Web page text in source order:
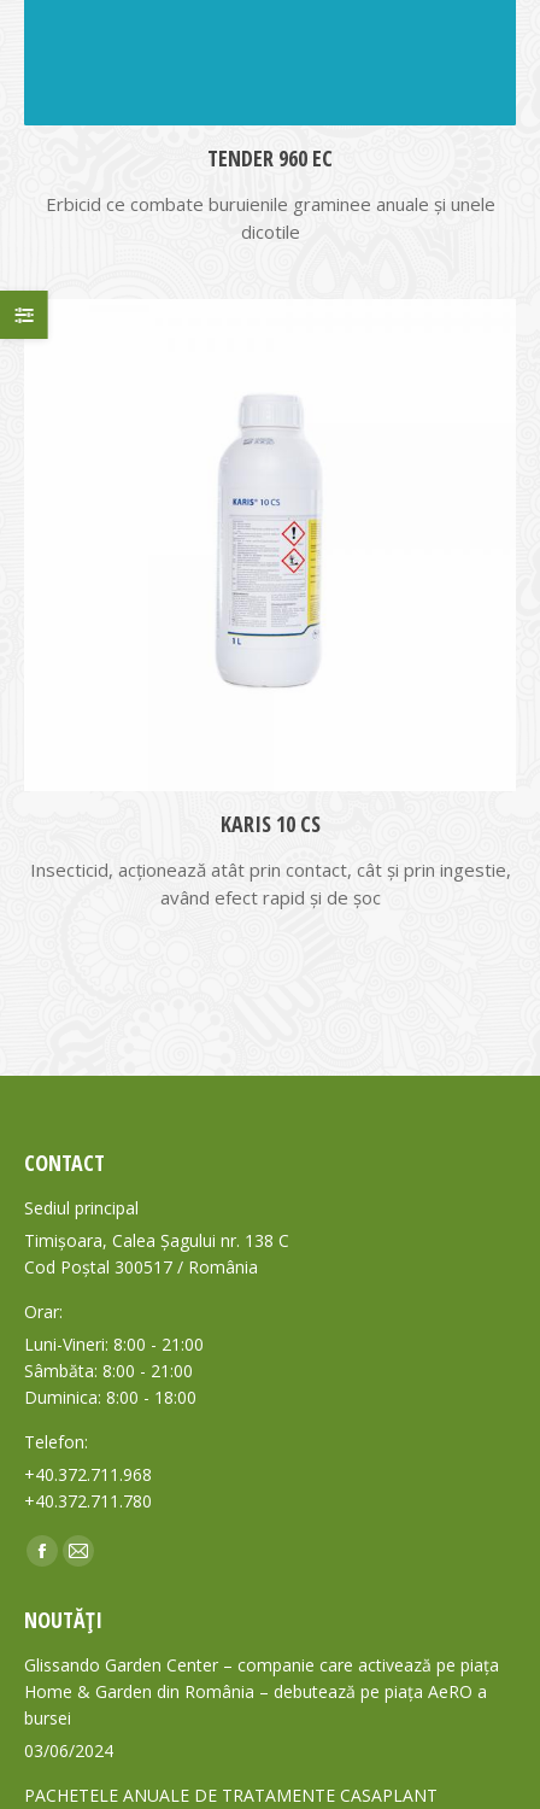
TENDER 960 EC
Erbicid ce combate buruienile graminee anuale şi unele
dicotile
KARIS 10 CS
Insecticid, acționează atât prin contact, cât și prin ingestie,
având efect rapid și de șoc
CONTACT
Sediul principal
Timișoara, Calea Șagului nr. 138 C
Cod Poștal 300517 / România
Orar:
Luni-Vineri: 8:00 - 21:00
Sâmbăta: 8:00 - 21:00
Duminica: 8:00 - 18:00
Telefon:
+40.372.711.968
+40.372.711.780
Find us on:
Facebook
opens
in
new
window
Mail
opens
in
new
NOUTĂȚI
Glissando Garden Center – companie care activează pe piața
Home & Garden din România – debutează pe piața AeRO a
bursei
03/06/2024
PACHETELE ANUALE DE TRATAMENTE CASAPLANT